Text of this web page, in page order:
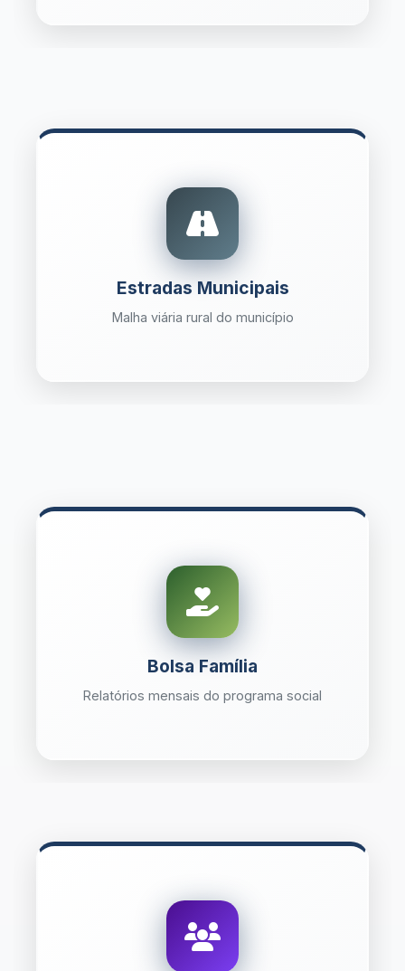
Estradas Municipais
Malha viária rural do município
Bolsa Família
Relatórios mensais do programa social